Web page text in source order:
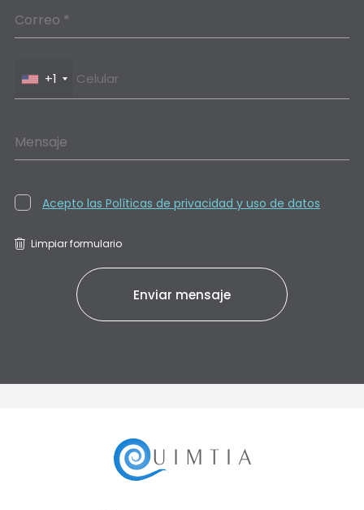
Correo *
+1
Mensaje
Acepto las Políticas de privacidad y uso de datos
Limpiar formulario